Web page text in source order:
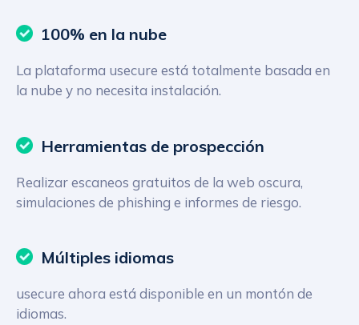
100% en la nube
La plataforma usecure está totalmente basada en
la nube y no necesita instalación.
Herramientas de prospección
Realizar escaneos gratuitos de la web oscura,
simulaciones de phishing e informes de riesgo.
Múltiples idiomas
usecure ahora está disponible en un montón de
idiomas.